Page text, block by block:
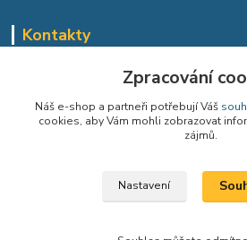
Kontakty
Romana Tykvová
+420 608 519 697
info@romantykxxl.cz
Zpracování
Náš e-shop a partneři potřebují Váš
cookies, aby Vám mohli zobrazovat
zájmů.
Nastavení